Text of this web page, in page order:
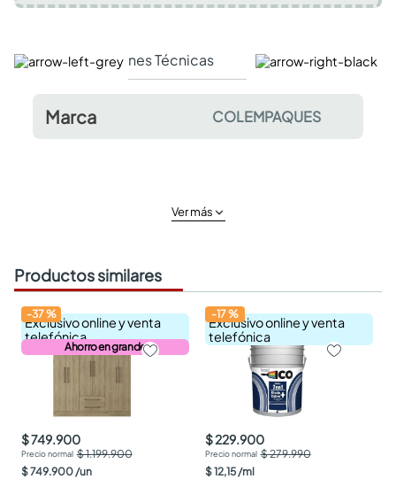
Especificaciones Técnicas Comentarios y
Marca COLEMPAQUES
Ver más
Productos similares
Exclusivo online y venta
telefónica
Ahorro en grande
-37%
$ 749.900
$ 1.199.900
$749.900 /un
Exclusivo online y venta
telefónica
-17%
$ 229.900
$ 279.990
$12,15 /ml